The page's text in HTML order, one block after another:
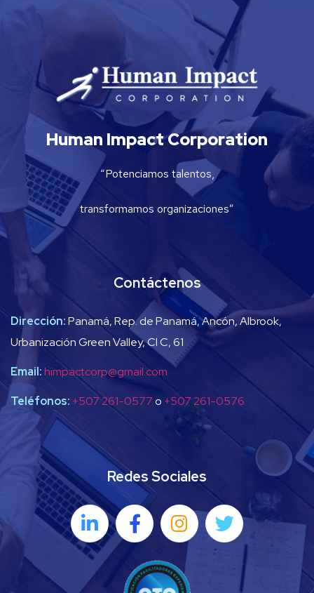
Human Impact Corporation
“Potenciamos talentos,
transformamos organizaciones”
Contáctenos
Dirección:Panamá, Rep. de Panamá, Ancón, Albrook,
Urbanización Green Valley, Cl C, 61
Email:himpactcorp@gmail.com
Teléfonos: +507 261-0577o +507 261-0576
Redes Sociales